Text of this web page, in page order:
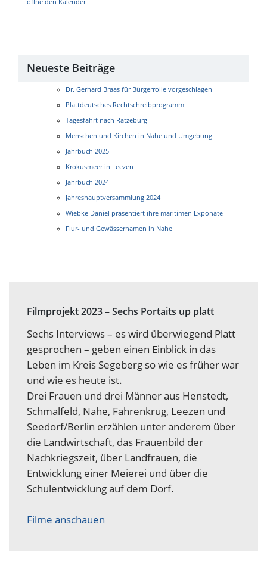
öffne den Kalender
Neueste Beiträge
Dr. Gerhard Braas für Bürgerrolle vorgeschlagen
Plattdeutsches Rechtschreibprogramm
Tagesfahrt nach Ratzeburg
Menschen und Kirchen in Nahe und Umgebung
Jahrbuch 2025
Krokusmeer in Leezen
Jahrbuch 2024
Jahreshauptversammlung 2024
Wiebke Daniel präsentiert ihre maritimen Exponate
Flur- und Gewässernamen in Nahe
Filmprojekt 2023 – Sechs Portaits up platt
Sechs Interviews – es wird überwiegend Platt
gesprochen – geben einen Einblick in das
Leben im Kreis Segeberg so wie es früher war
und wie es heute ist.
Drei Frauen und drei Männer aus Henstedt,
Schmalfeld, Nahe, Fahrenkrug, Leezen und
Seedorf/Berlin erzählen unter anderem über
die Landwirtschaft, das Frauenbild der
Nachkriegszeit, über Landfrauen, die
Entwicklung einer Meierei und über die
Schulentwicklung auf dem Dorf.
Filme anschauen